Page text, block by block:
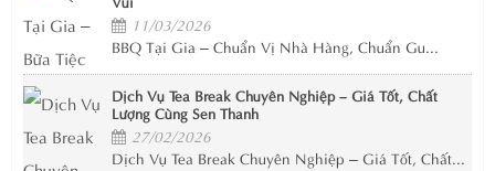
11/03/2026
BBQ Tại Gia – Chuẩn Vị Nhà Hàng, Chuẩn Gu...
Dịch Vụ Tea Break Chuyên Nghiệp – Giá Tốt, Chất
Lượng Cùng Sen Thanh
27/02/2026
Dịch Vụ Tea Break Chuyên Nghiệp – Giá Tốt, Chất...